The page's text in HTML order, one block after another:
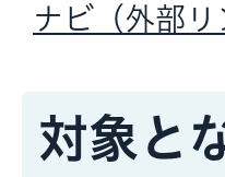
ナビ（外部リ
対象と